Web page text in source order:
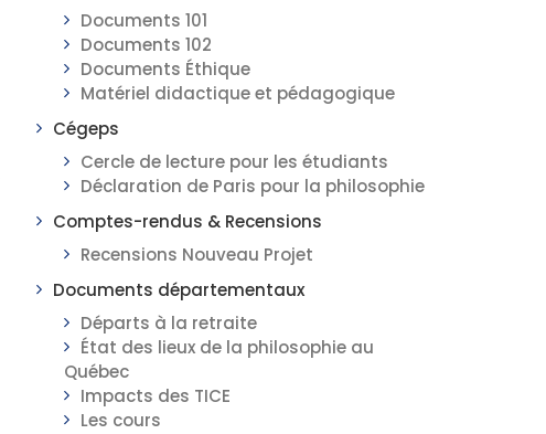
Documents 101
Documents 102
Documents Éthique
Matériel didactique et pédagogique
Cégeps
Cercle de lecture pour les étudiants
Déclaration de Paris pour la philosophie
Comptes-rendus & Recensions
Recensions Nouveau Projet
Documents départementaux
Départs à la retraite
État des lieux de la philosophie au
Québec
Impacts des TICE
Les cours